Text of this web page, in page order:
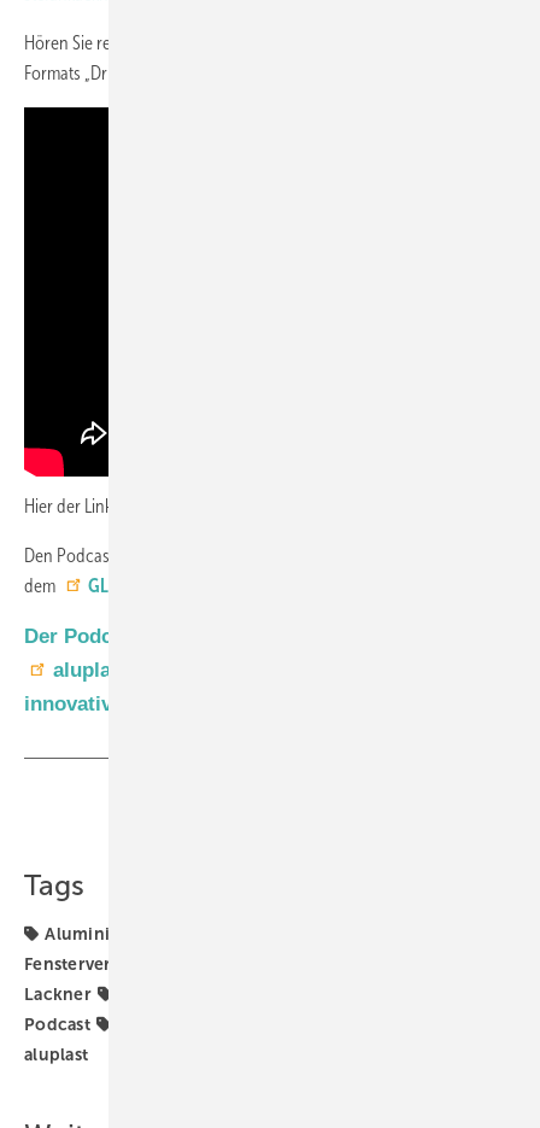
Hören Sie rein in unsere zweiundzwanzigste Folge des Podcast-
Formats „Drivers' Seat“!
Hier der Link für alle
Den Podcast anhören kann man auch bei
dem
GLASWELT YouTube-Kanal
Der Podcast Drivers` Seat wird präsentiert von
aluplast
innovative Fenster-Systeme geht.
Tags
Aluminium
Fenstervertrieb
Lackner
Podcast
aluplast